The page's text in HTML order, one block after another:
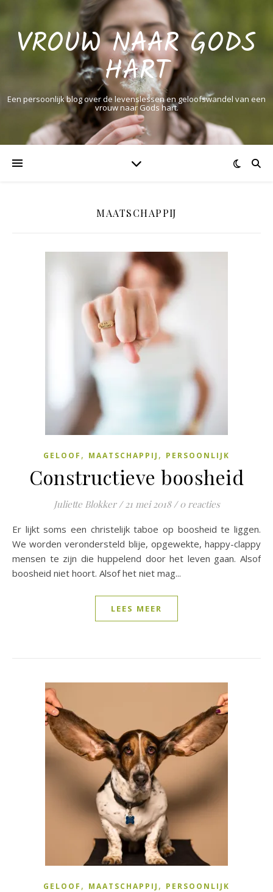
VROUW NAAR GODS
HART
Een persoonlijk blog over de levenslessen en geloofswandel van een
vrouw naar Gods hart.
MAATSCHAPPIJ
GELOOF , MAATSCHAPPIJ , PERSOONLIJK
Constructieve boosheid
Juliette Blokker / 21 mei 2018 / 0 reacties
Er lijkt soms een christelijk taboe op boosheid te liggen.
We worden verondersteld blije, opgewekte, happy-clappy
mensen te zijn die huppelend door het leven gaan. Alsof
boosheid niet hoort. Alsof het niet mag...
LEES MEER
GELOOF , MAATSCHAPPIJ , PERSOONLIJK